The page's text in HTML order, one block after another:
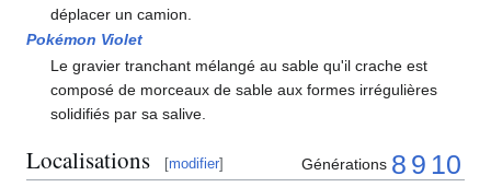
déplacer un camion.
Pokémon Violet
Le gravier tranchant mélangé au sable qu'il crache est
composé de morceaux de sable aux formes irrégulières
solidifiés par sa salive.
Localisations [modifier] Générations 8 9 10